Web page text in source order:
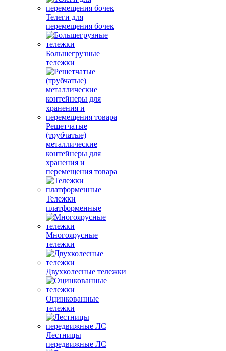
Телеги для
перемещения бочек
Большегрузные
тележки
Решетчатые
(трубчатые)
металлические
контейнеры для
хранения и
перемещения товара
Тележки
платформенные
Многоярусные
тележки
Двухколесные тележки
Оцинкованные
тележки
Лестницы
передвижные ЛС